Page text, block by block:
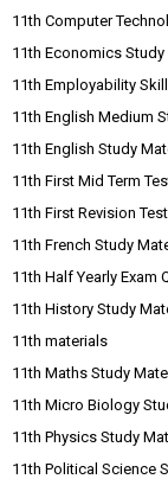
11th Computer
11th Economics
11th Employability
11th English Medium
11th English Study
11th First Mid Term
11th First Revision
11th French Study
11th Half Yearly Exam
11th History Study
11th materials
11th Maths Study
11th Micro Biology
11th Physics Study
11th Political Science